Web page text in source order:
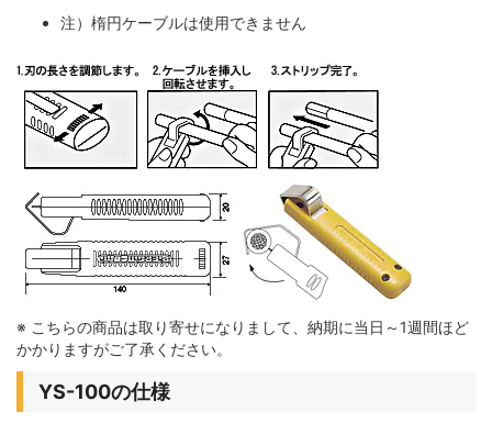
注）楕円ケーブルは使用できません
※ こちらの商品は取り寄せになりまして、納期に当日～1週間ほど
かかりますがご了承ください。
YS-100の仕様